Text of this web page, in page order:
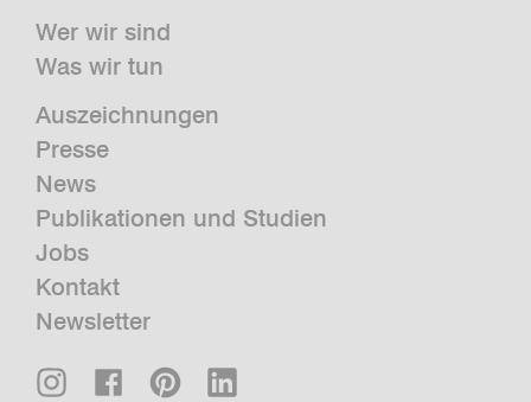
Wer wir sind
Was wir tun
Auszeichnungen
Presse
News
Publikationen und Studien
Jobs
Kontakt
Newsletter